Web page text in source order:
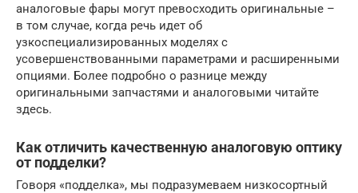
аналоговые фары могут превосходить оригинальные –
в том случае, когда речь идет об
узкоспециализированных моделях с
усовершенствованными параметрами и расширенными
опциями. Более подробно о разнице между
оригинальными запчастями и аналоговыми читайте
здесь.
Как отличить качественную аналоговую оптику
от подделки?
Говоря «подделка», мы подразумеваем низкосортный